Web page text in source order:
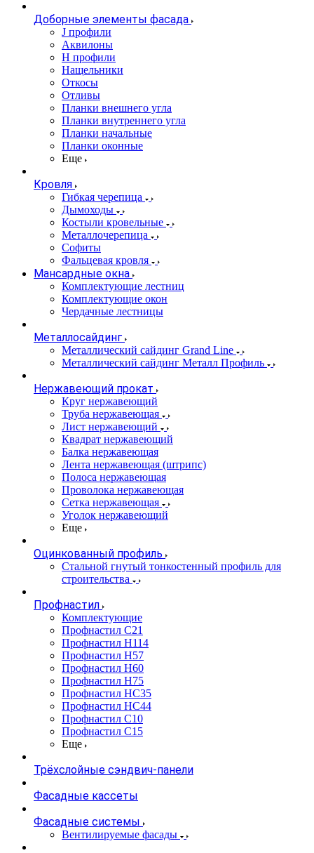
Доборные элементы фасада
J профили
Аквилоны
Н профили
Нащельники
Откосы
Отливы
Планки внешнего угла
Планки внутреннего угла
Планки начальные
Планки оконные
Еще
Кровля
Гибкая черепица
Дымоходы
Костыли кровельные
Металлочерепица
Софиты
Фальцевая кровля
Мансардные окна
Комплектующие лестниц
Комплектующие окон
Чердачные лестницы
Металлосайдинг
Металлический сайдинг Grand Line
Металлический сайдинг Металл Профиль
Нержавеющий прокат
Круг нержавеющий
Труба нержавеющая
Лист нержавеющий
Квадрат нержавеющий
Балка нержавеющая
Лента нержавеющая (штрипс)
Полоса нержавеющая
Проволока нержавеющая
Сетка нержавеющая
Уголок нержавеющий
Еще
Оцинкованный профиль
Стальной гнутый тонкостенный профиль для
строительства
Профнастил
Комплектующие
Профнастил C21
Профнастил Н114
Профнастил Н57
Профнастил Н60
Профнастил Н75
Профнастил НС35
Профнастил НС44
Профнастил С10
Профнастил С15
Еще
Трёхслойные сэндвич-панели
Фасадные кассеты
Фасадные системы
Вентилируемые фасады